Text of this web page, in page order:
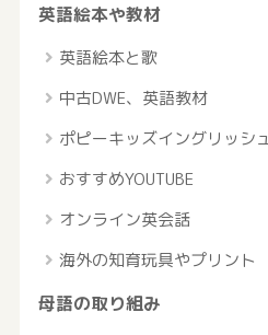
英語絵本や教材
英語絵本と歌
中古DWE、英語教材
ポピーキッズイングリッシュ
おすすめYOUTUBE
オンライン英会話
海外の知育玩具やプリント
母語の取り組み